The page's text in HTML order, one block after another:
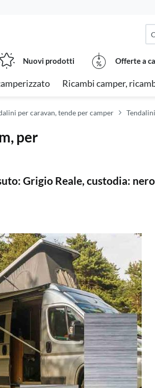
Nuovi prodotti Offerte a
Ricambi camper,
per caravan, tende per camper
per
Grigio Reale, custodia: nero